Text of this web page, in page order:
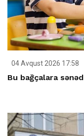
04 Avqust 2026 17:58
Bu bağçalara